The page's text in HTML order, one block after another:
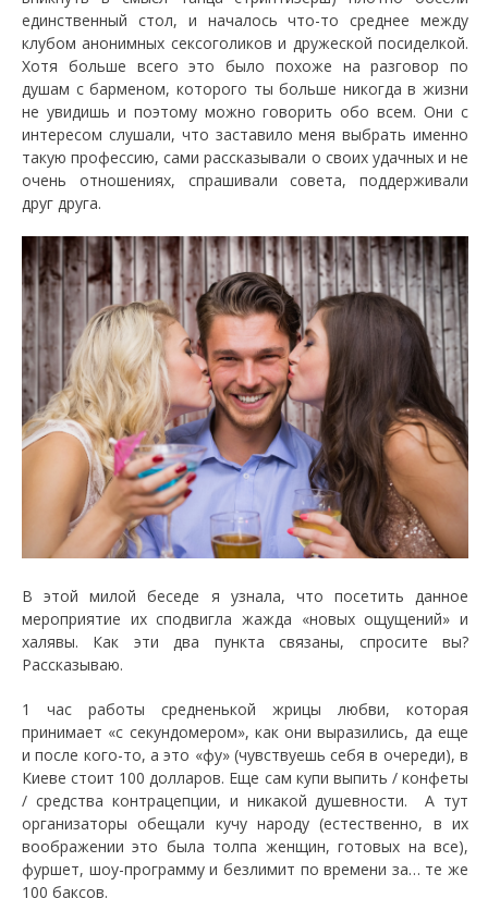
единственный стол, и началось что-то среднее между
клубом анонимных сексоголиков и дружеской посиделкой.
Хотя больше всего это было похоже на разговор по
душам с барменом, которого ты больше никогда в жизни
не увидишь и поэтому можно говорить обо всем. Они с
интересом слушали, что заставило меня выбрать именно
такую профессию, сами рассказывали о своих удачных и не
очень отношениях, спрашивали совета, поддерживали
друг друга.
В этой милой беседе я узнала, что посетить данное
мероприятие их сподвигла жажда «новых ощущений» и
халявы. Как эти два пункта связаны, спросите вы?
Рассказываю.
1 час работы средненькой жрицы любви, которая
принимает «с секундомером», как они выразились, да еще
и после кого-то, а это «фу» (чувствуешь себя в очереди), в
Киеве стоит 100 долларов. Еще сам купи выпить / конфеты
/ средства контрацепции, и никакой душевности. А тут
организаторы обещали кучу народу (естественно, в их
воображении это была толпа женщин, готовых на все),
фуршет, шоу-программу и безлимит по времени за… те же
100 баксов.